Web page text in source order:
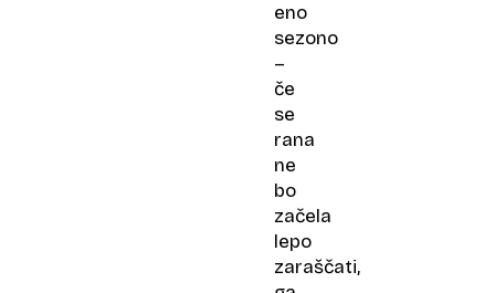
eno
sezono
–
če
se
rana
ne
bo
začela
lepo
zaraščati,